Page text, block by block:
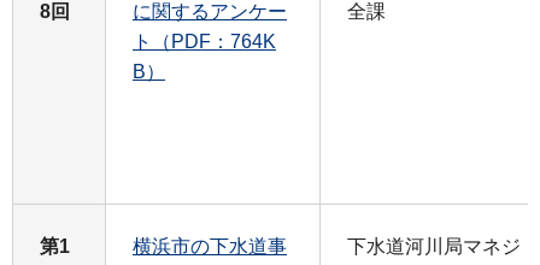
8回
に関するアンケー
ト（PDF：764K
B）
全課
第1
横浜市の下水道事
下水道河川局マネジ